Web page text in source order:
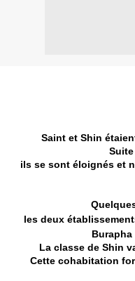
Saint et Shin
ils se sont éloignés et
les deux
Burapha
La classe de Shin
Cette cohabitation